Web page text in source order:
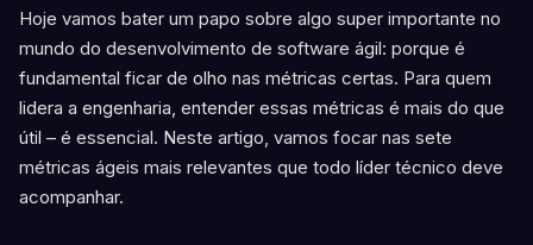
Hoje vamos bater um papo sobre algo super importante no
mundo do desenvolvimento de software ágil: porque é
fundamental ficar de olho nas métricas certas. Para quem
lidera a engenharia, entender essas métricas é mais do que
útil – é essencial. Neste artigo, vamos focar nas sete
métricas ágeis mais relevantes que todo líder técnico deve
acompanhar.